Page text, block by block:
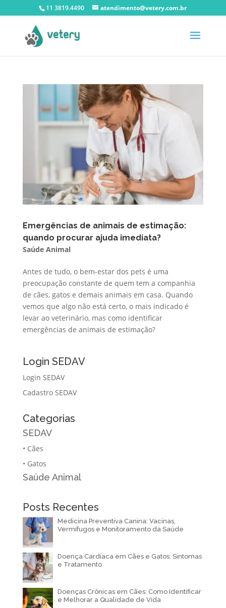
11 3819.4490 atendimento@vetery.com.br
Emergências de animais de estimação:
quando procurar ajuda imediata?
Saúde Animal
Antes de tudo, o bem-estar dos pets é uma
preocupação constante de quem tem a companhia
de cães, gatos e demais animais em casa. Quando
vemos que algo não está certo, o mais indicado é
levar ao veterinário, mas como identificar
emergências de animais de estimação?
Login SEDAV
Login SEDAV
Cadastro SEDAV
Categorias
SEDAV
• Cães
• Gatos
Saúde Animal
Posts Recentes
Medicina Preventiva Canina: Vacinas,
Vermífugos e Monitoramento da Saúde
Doença Cardíaca em Cães e Gatos: Sintomas
e Tratamento
Doenças Crônicas em Cães: Como Identificar
e Melhorar a Qualidade de Vida